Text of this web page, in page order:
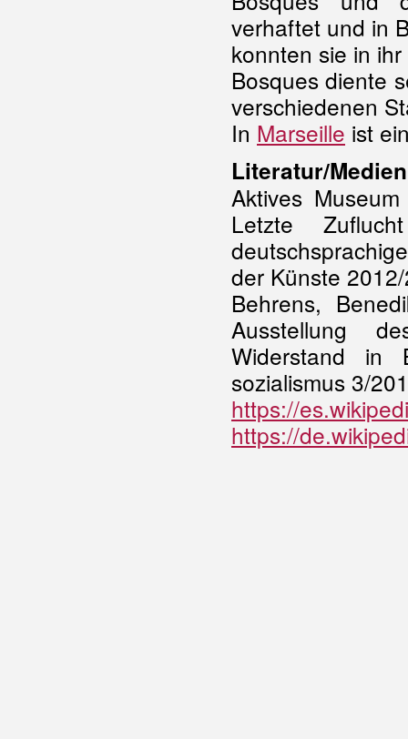
verhaftet und in
konnten sie in
Bosques diente
verschiedenen
In Marseille ist
Literatur/Medien
Aktives
Letzte
der Künste
Behrens,
Ausstellung
Widerstand in
sozialismus 3/
https://
https://